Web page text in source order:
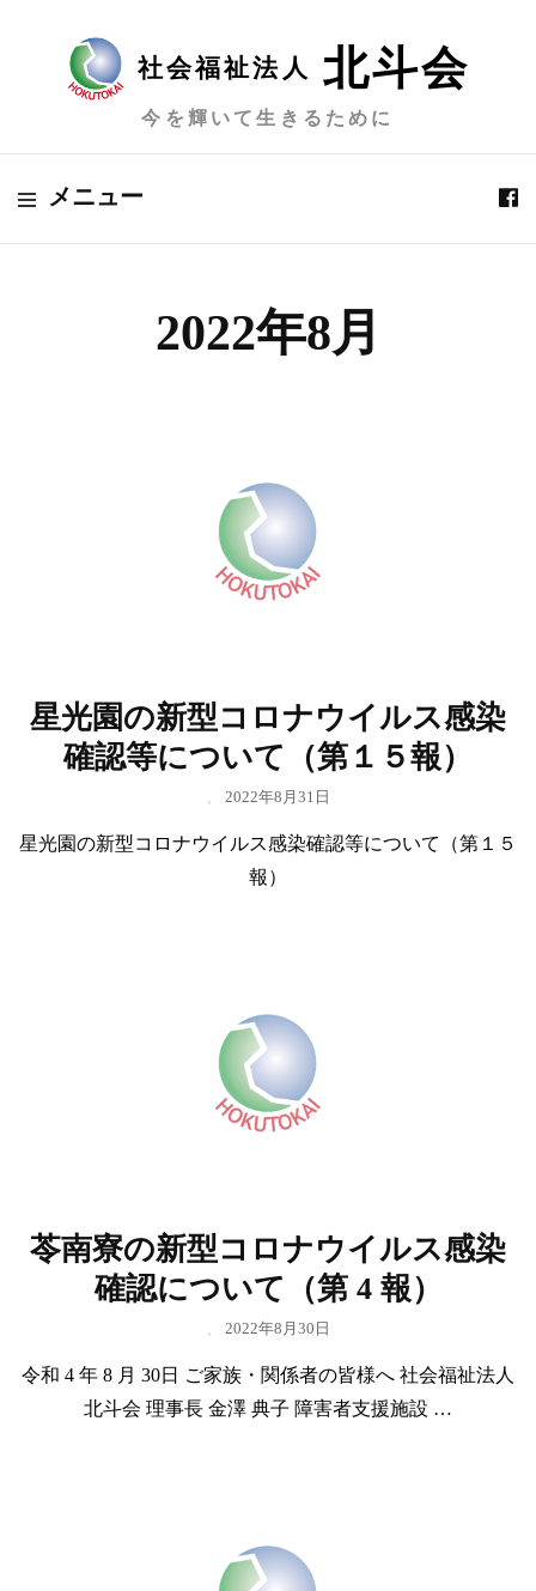
社会福祉法人 北斗会
今を輝いて生きるために
メニュー
2022年8月
星光園の新型コロナウイルス感染
確認等について（第１５報）
2022年8月31日
星光園の新型コロナウイルス感染確認等について（第１５
報）
苓南寮の新型コロナウイルス感染
確認について（第 4 報）
2022年8月30日
令和 4 年 8 月 30日 ご家族・関係者の皆様へ 社会福祉法人
北斗会 理事長 金澤 典子 障害者支援施設 …